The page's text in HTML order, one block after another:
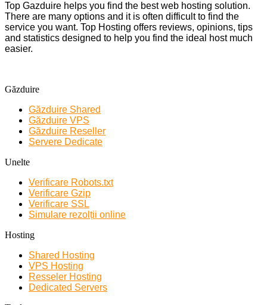
Top Gazduire helps you find the best web hosting solution.
There are many options and it is often difficult to find the
service you want. Top Hosting offers reviews, opinions, tips
and statistics designed to help you find the ideal host much
easier.
Găzduire
Găzduire Shared
Găzduire VPS
Găzduire Reseller
Servere Dedicate
Unelte
Verificare Robots.txt
Verificare Gzip
Verificare SSL
Simulare rezolții online
Hosting
Shared Hosting
VPS Hosting
Resseler Hosting
Dedicated Servers